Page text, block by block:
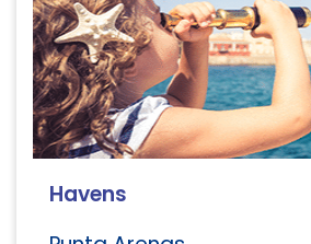
Havens